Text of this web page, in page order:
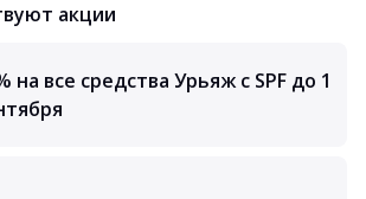
акции
на все средства Урьяж с SPF до 1